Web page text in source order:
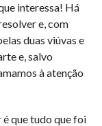
interessa! Há
e, com
duas viúvas e
e, salvo
à atenção
que tudo que foi